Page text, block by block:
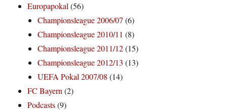
Europapokal(56)
Championsleague 2006/07 (6)
Championsleague 2010/11 (8)
Championsleague 2011/12(15)
Championsleague 2012/13 (13)
UEFA Pokal 2007/08 (14)
FC Bayern(2)
Podcasts(9)